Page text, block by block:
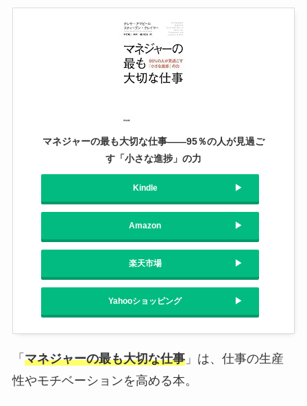
マネジャーの最も大切な仕事――95％の人が見過ご
す「小さな進捗」の力
Kindle
Amazon
楽天市場
Yahooショッピング
「 マネジャーの最も大切な仕事」は、仕事の生産
性やモチベーションを高める本。